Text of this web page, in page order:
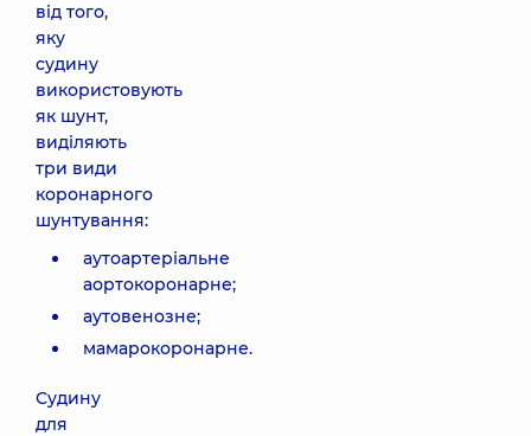
від того,
яку
судину
використовують
як шунт,
виділяють
три види
коронарного
шунтування:
аутоартеріальне
аортокоронарне;
аутовенозне;
мамарокоронарне.
Судину
для